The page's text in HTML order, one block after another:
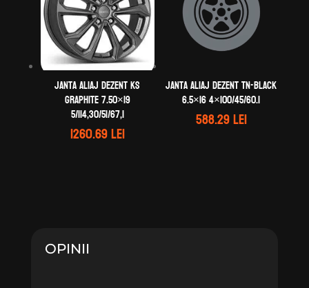
Janta aliaj DEZENT KS
graphite 7.50×19
5/114,30/51/67,1
1260.69lei
Janta aliaj DEZENT TN-black
6.5×16 4×100/45/60.1
588.29lei
OPINII